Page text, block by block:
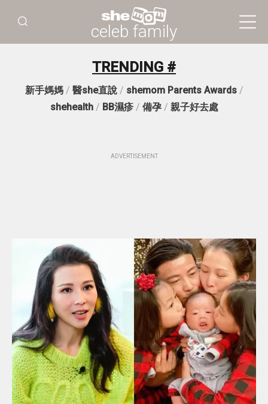
celeb family
TRENDING #
新手媽媽/ 醫she直說/ shemom Parents Awards/
shehealth/ BB濕疹/ 備孕/ 親子好去處
ADVERTISEMENT